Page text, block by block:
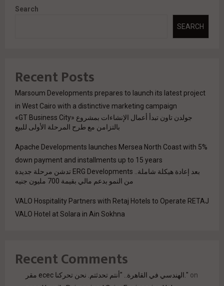
Search
SEARCH
Recent Posts
Marsoum Developments prepares to launch its latest project
in West Cairo with a distinctive marketing campaign
جولدن تاون تبدأ أعمال الإنشاءات بمشروع «GT Business City»
بالتزامن مع طرح المرحلة الأولى للبيع
Apache Developments launches Mersea North Coast with 5%
down payment and installments up to 15 years
بعد إعادة هيكلة شاملة.. ERG Developments تدشن مرحلة جديدة
من النمو بدعم مالي بقيمة 700 مليون جنيه
VALO Hospitality Partners with Retaj Hotels to Operate RETAJ
VALO Hotel at Solara in Ain Sokhna
Recent Comments
مقر ecec الهندسي في القاهرة.. "أنتم تحدثتم. نحن تحركنا." on